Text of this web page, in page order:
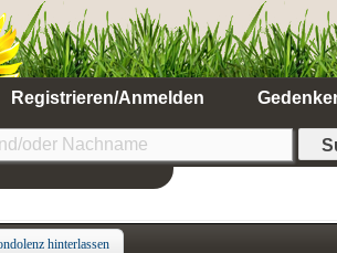
Registrieren/Anmelden
hinterlassen